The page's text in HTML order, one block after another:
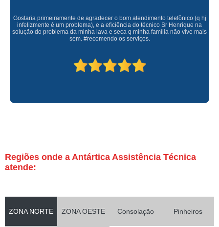
Gostaria primeiramente de agradecer o bom atendimento telefônico (q hj
infelizmente é um problema), e a eficiência do técnico Sr Henrique na
solução do problema da minha lava e seca q minha família não vive mais
sem. #recomendo os serviços.
Regiões onde a Antártica Assistência Técnica
atende:
ZONA NORTE ZONA OESTE Consolação Pinheiros